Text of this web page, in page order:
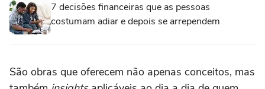
7 decisões financeiras que as pessoas
costumam adiar e depois se arrependem
São obras que oferecem não apenas conceitos, mas